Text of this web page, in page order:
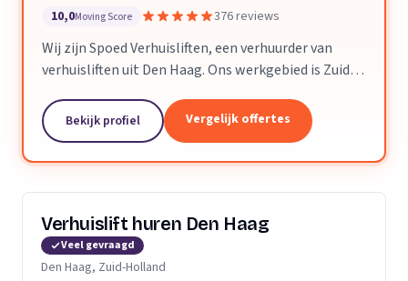
10,0Moving Score 376 reviews
Wij zijn Spoed Verhuisliften, een verhuurder van
verhuisliften uit Den Haag. Ons werkgebied is Zuid-
Bekijk profiel Vergelijk offertes
Verhuislift huren Den Haag
Veel gevraagd
Den Haag, Zuid-Holland